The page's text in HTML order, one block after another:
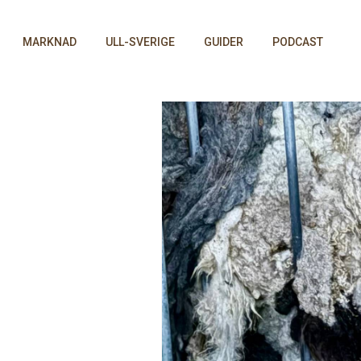
MARKNAD ULL-SVERIGE GUIDER PODCAST